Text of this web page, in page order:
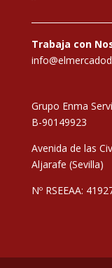
Trabaja con
Grupo Enma
B-90149923
Avenida de las
Aljarafe (Sevilla)
Nº RSEEAA: